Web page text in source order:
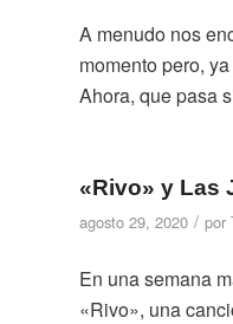
A menudo nos
momento pero,
Ahora, que pasa
«Rivo» y Las
agosto 29, 2020 / por
En una semana
«Rivo», una